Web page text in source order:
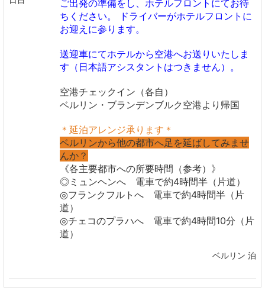
ご出発の準備をし、ホテルフロントにてお待
ちください。 ドライバーがホテルフロントに
お迎えに参ります。
送迎車にてホテルから空港へお送りいたしま
す（日本語アシスタントはつきません）。
空港チェックイン（各自）
ベルリン・ブランデンブルク空港より帰国
＊延泊アレンジ承ります＊
ベルリンから他の都市へ足を延ばしてみませ
んか？
《各主要都市への所要時間（参考）》
◎ミュンヘンへ 電車で約4時間半（片道）
◎フランクフルトへ 電車で約4時間半（片
道）
◎チェコのプラハへ 電車で約4時間10分（片
道）
ベルリン 泊